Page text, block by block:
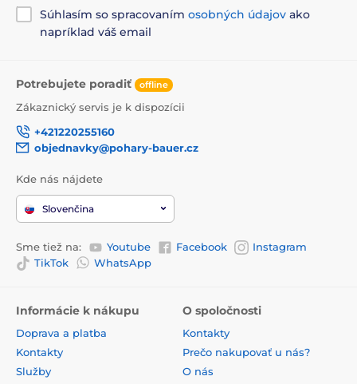
Súhlasím so spracovaním osobných údajov ako
napríklad váš email
Potrebujete poradiť offline
Zákaznický servis je k dispozícii
+421220255160
objednavky@pohary-bauer.cz
Kde nás nájdete
Slovenčina
Sme tiež na: Youtube Facebook
Instagram
TikTok
WhatsApp
Informácie k nákupu
Doprava a platba
Kontakty
Služby
O spoločnosti
Kontakty
Prečo nakupovať u nás?
O nás